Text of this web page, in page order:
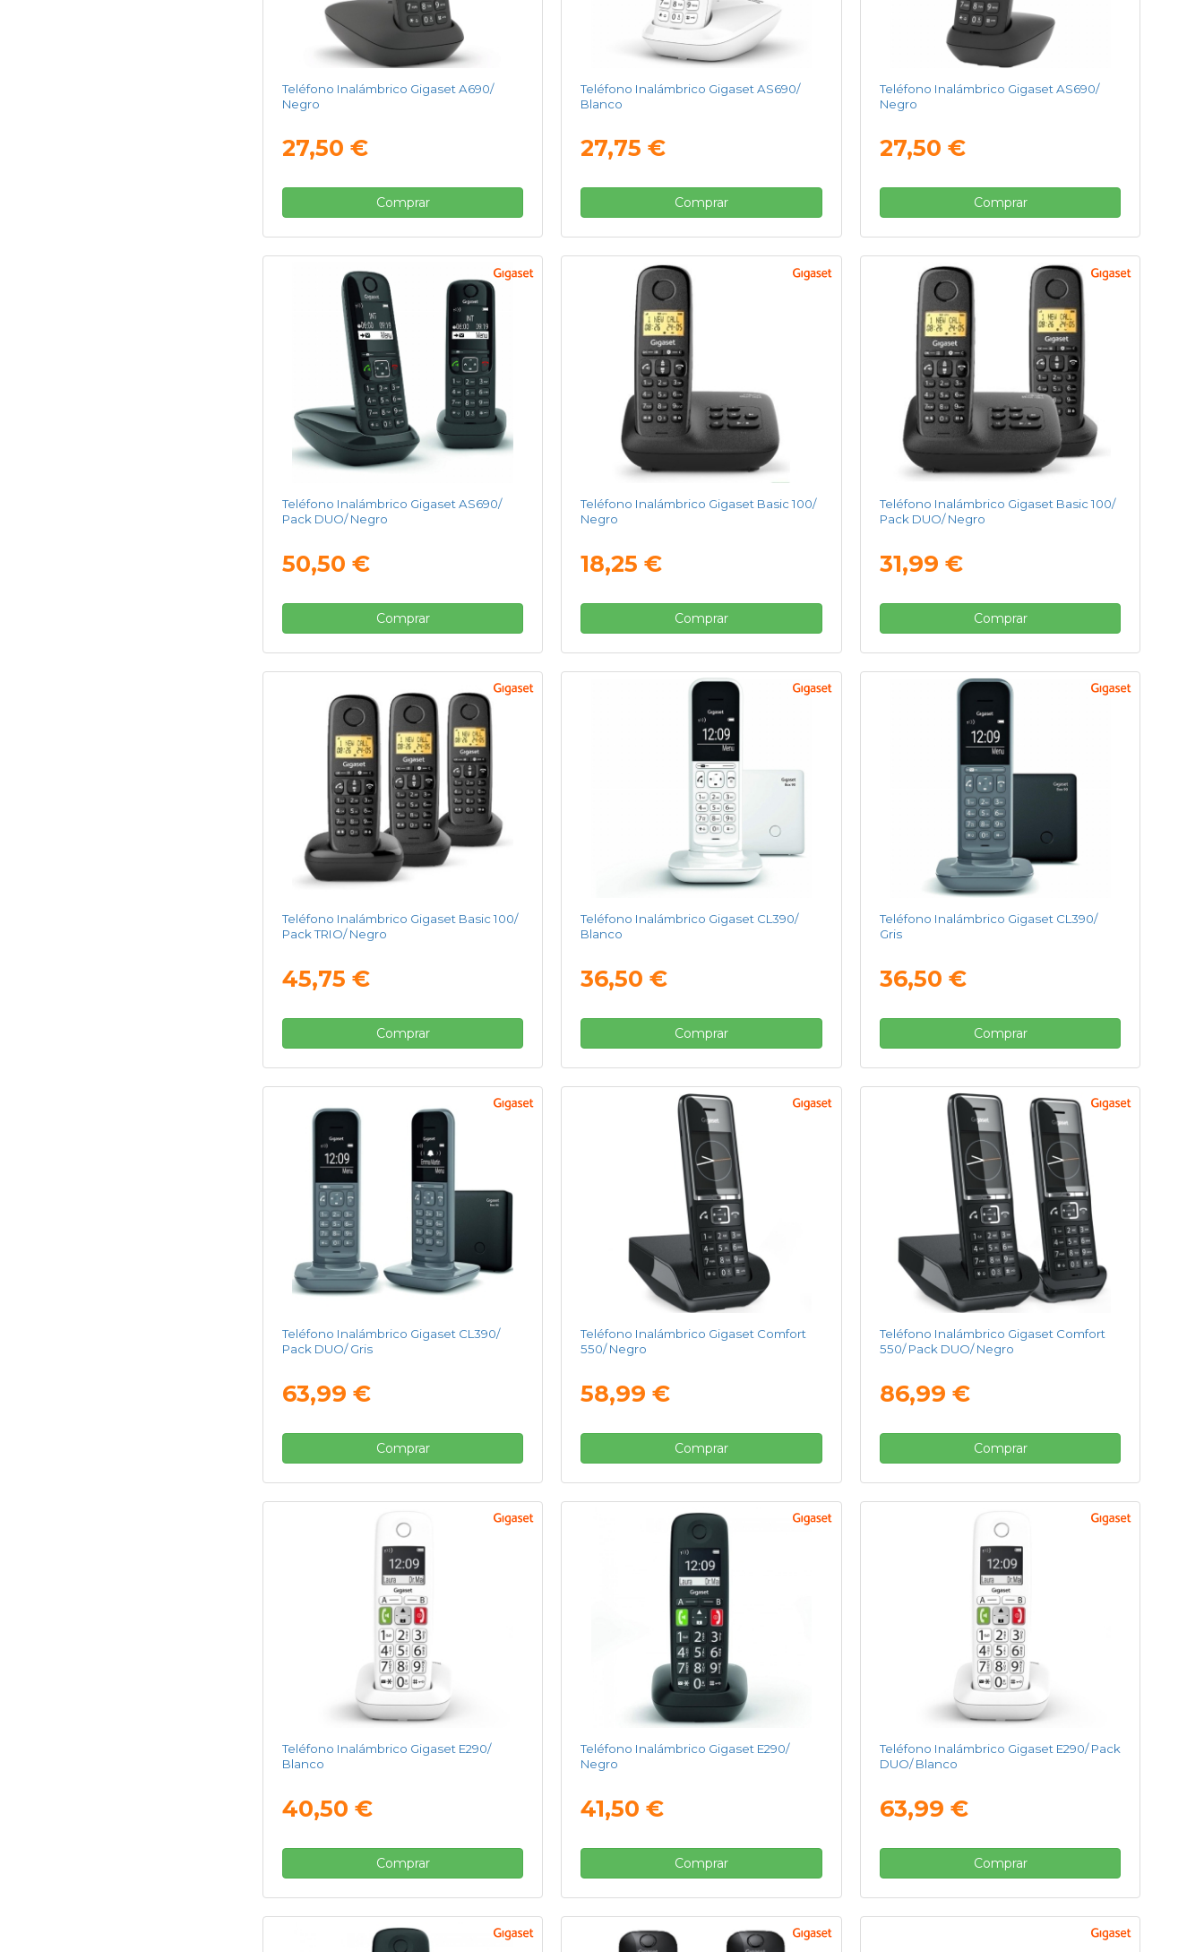
Teléfono Inalámbrico Gigaset A690/
Negro
27,50 €
Comprar
Teléfono Inalámbrico Gigaset AS690/
Blanco
27,75 €
Comprar
Teléfono Inalámbrico Gigaset AS690/
Negro
27,50 €
Comprar
Teléfono Inalámbrico Gigaset AS690/
Pack DUO/ Negro
50,50 €
Comprar
Teléfono Inalámbrico Gigaset Basic 100/
Negro
18,25 €
Comprar
Teléfono Inalámbrico Gigaset Basic 100/
Pack DUO/ Negro
31,99 €
Comprar
Teléfono Inalámbrico Gigaset Basic 100/
Pack TRIO/ Negro
45,75 €
Comprar
Teléfono Inalámbrico Gigaset CL390/
Blanco
36,50 €
Comprar
Teléfono Inalámbrico Gigaset CL390/
Gris
36,50 €
Comprar
Teléfono Inalámbrico Gigaset CL390/
Pack DUO/ Gris
63,99 €
Comprar
Teléfono Inalámbrico Gigaset Comfort
550/ Negro
58,99 €
Comprar
Teléfono Inalámbrico Gigaset Comfort
550/ Pack DUO/ Negro
86,99 €
Comprar
Teléfono Inalámbrico Gigaset E290/
Blanco
40,50 €
Comprar
Teléfono Inalámbrico Gigaset E290/
Negro
41,50 €
Comprar
Teléfono Inalámbrico Gigaset E290/ Pack
DUO/ Blanco
63,99 €
Comprar